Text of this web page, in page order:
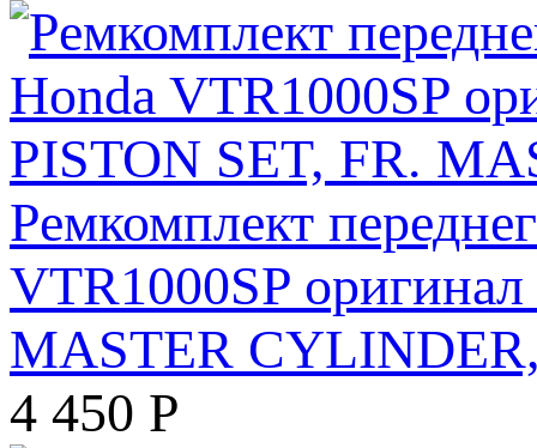
Ремкомплект
VTR1000SP
MASTER
4 450 Р